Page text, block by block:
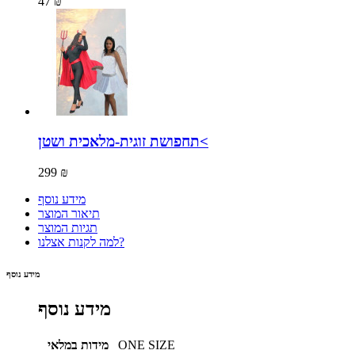
תחפושת זוגית-מלאכית ושטן<
299 ₪
מידע נוסף
תיאור המוצר
תגיות המוצר
למה לקנות אצלנו?
מידע נוסף
מידע נוסף
מידות במלאי
ONE SIZE